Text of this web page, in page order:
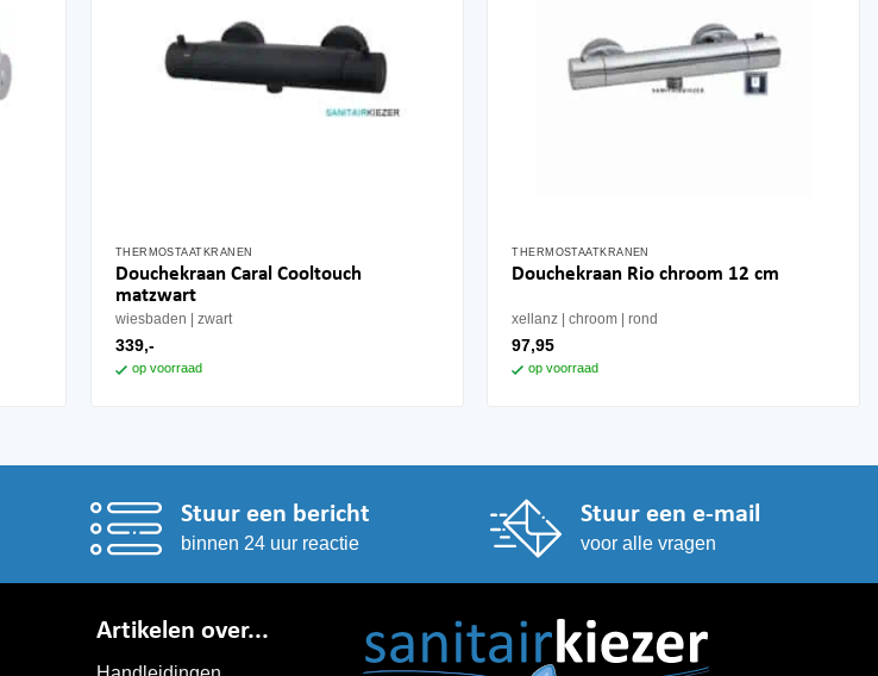
THERMOSTAATKRANEN
Douchekraan Caral Cooltouch
matzwart
wiesbaden zwart
339,-
op voorraad
THERMOSTAATKRANEN
Douchekraan Rio chroom 12 cm
xellanz chroom rond
97,95
op voorraad
Stuur een bericht
binnen 24 uur reactie
Stuur een e-mail
voor alle vragen
Artikelen over...